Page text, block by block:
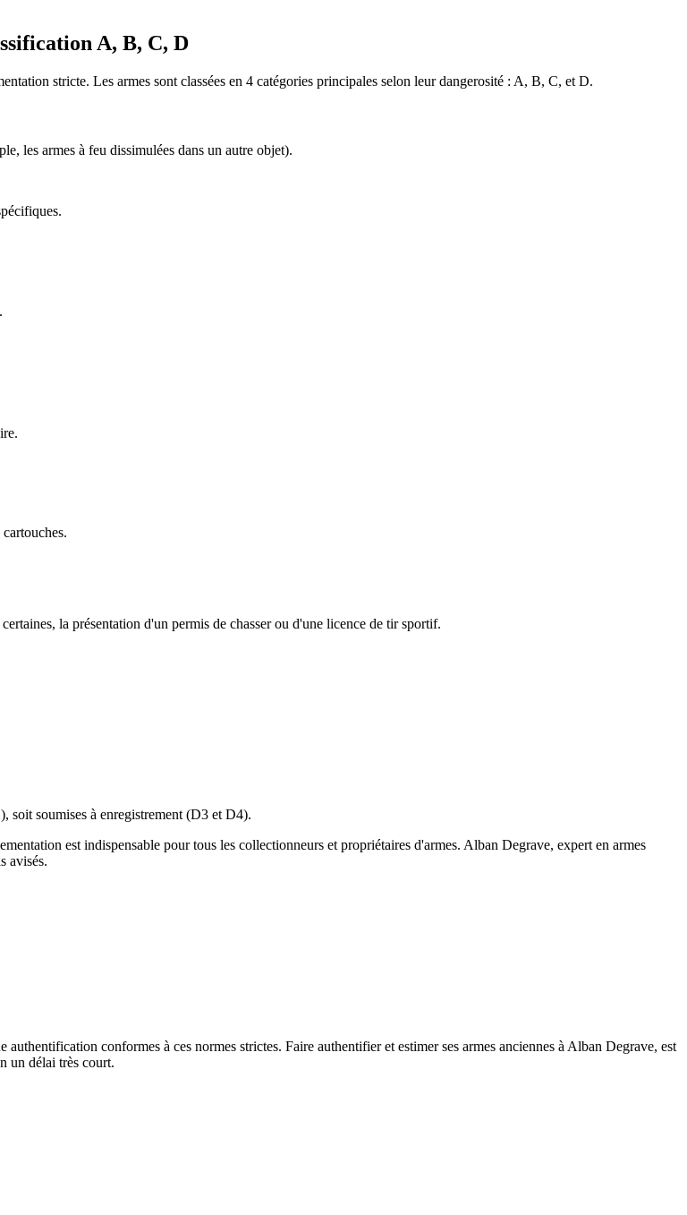
A, B, C, D
stricte. Les armes sont classées en 4 catégories principales selon leur dangerosité : A, B, C, et D.
les armes à feu dissimulées dans un autre objet).
la présentation d'un permis de chasser ou d'une licence de tir sportif.
soit soumises à enregistrement (D3 et D4).
est indispensable pour tous les collectionneurs et propriétaires d'armes. Alban Degrave, expert en armes
avisés.
conformes à ces normes strictes. Faire authentifier et estimer ses armes anciennes à Alban Degrave, est
un délai très court.